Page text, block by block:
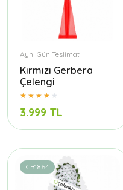
Aynı Gün Teslimat
Kırmızı Gerbera
Çelengi
3.999 TL
CB1864